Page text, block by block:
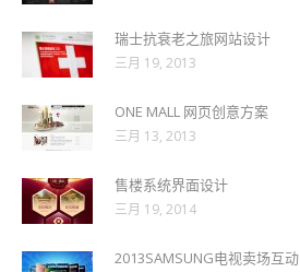
瑞士抗衰老之旅网站设计
三月 19, 2013
ONE MALL 网页创意方案
三月 13, 2013
售楼系统界面设计
三月 19, 2014
2013SAMSUNG电视卖场互动